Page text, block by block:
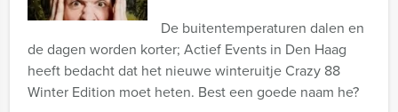
De buitentemperaturen dalen en
de dagen worden korter; Actief Events in Den Haag
heeft bedacht dat het nieuwe winteruitje Crazy 88
Winter Edition moet heten. Best een goede naam he?